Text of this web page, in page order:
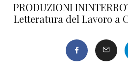
PRODUZIONI
Letteratura del Lavoro a